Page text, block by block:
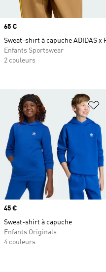
Prix
45 €
Sweat-shirt à capuche
Enfants Originals
4 couleurs
Prix
65 €
Sweat-shirt à capuche ADIDAS x
Enfants Sportswear
2 couleurs